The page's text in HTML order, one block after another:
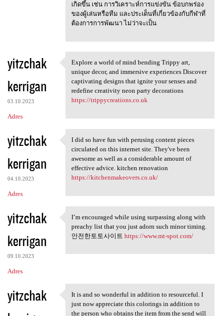
เกิดขึ้น เช่น การวิเคราะห์การแข่งขัน ข้อบกพร่อง
ของผู้เล่นหรือทีม และประเด็นที่เกี่ยวข้องกับกีฬาที่
ต้องการการพัฒนา ไม่ว่าจะเป็น
yitzchak
kerrigan
03.10.2023
Adres
Explore a world of mind
Explore a world of mind bending Trippy art,
unique decor, and immersive experiences Discover
captivating designs that ignite your senses and
redefine creativity neon party decorations
https://trippycreations.co.uk
yitzchak
kerrigan
04.10.2023
Adres
I did so have fun with
I did so have fun with perusing content pieces
circulated on this internet site. They've been
awesome as well as a considerable amount of
effective advice. kitchen renovation
https://kitchenmakeovers.co.uk/
yitzchak
kerrigan
09.10.2023
Adres
I’m encouraged while using
I’m encouraged while using surpassing along with
preachy list that you just adorn such minor timing.
안전한토토사이트 https://www.mt-spot.com/
yitzchak
It is and so wonderful in
It is and so wonderful in addition to resourceful. I
just now appreciate this colorings in addition to
the person who obtains the item from the send will